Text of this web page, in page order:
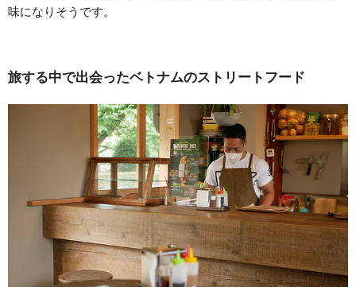
味になりそうです。
旅する中で出会ったベトナムのストリートフード